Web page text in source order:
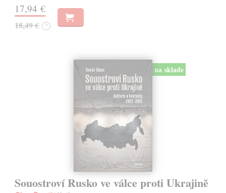
17,94 €
18,49 € ?
na sklade
Souostroví Rusko ve válce proti Ukrajině